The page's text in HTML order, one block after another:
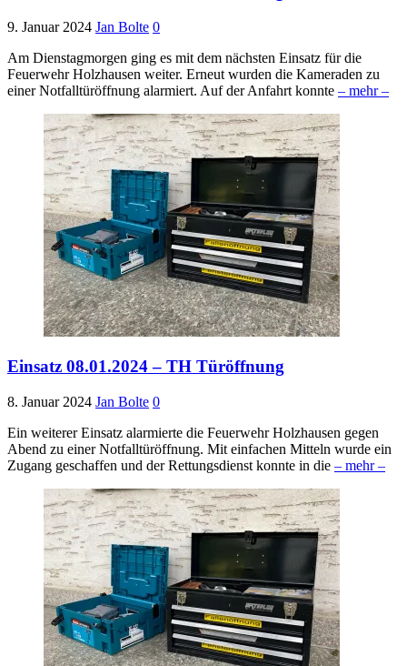
9. Januar 2024 Jan Bolte 0
Am Dienstagmorgen ging es mit dem nächsten Einsatz für die
Feuerwehr Holzhausen weiter. Erneut wurden die Kameraden zu
einer Notfalltüröffnung alarmiert. Auf der Anfahrt konnte – mehr –
Einsatz 08.01.2024 – TH Türöffnung
8. Januar 2024 Jan Bolte 0
Ein weiterer Einsatz alarmierte die Feuerwehr Holzhausen gegen
Abend zu einer Notfalltüröffnung. Mit einfachen Mitteln wurde ein
Zugang geschaffen und der Rettungsdienst konnte in die – mehr –